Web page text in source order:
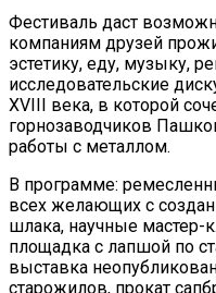
Фестиваль даст
компаниям друзей
эстетику, еду, музыку,
исследовательские
XVIII века, в которой
горнозаводчиков
работы с металлом.
В программе:
всех желающих с
шлака, научные мастер-
площадка с лапшой по
выставка
старожилов, прокат